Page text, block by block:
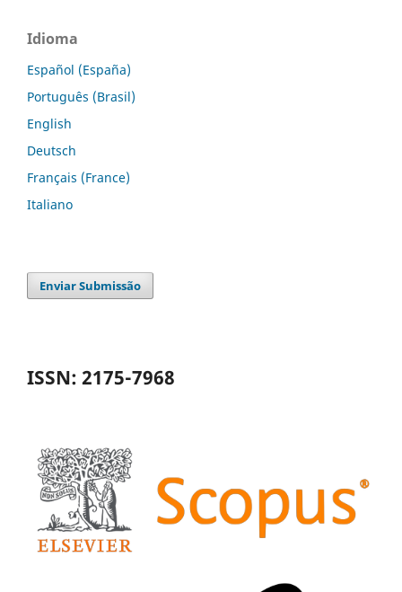
Idioma
Español (España)
Português (Brasil)
English
Deutsch
Français (France)
Italiano
Enviar Submissão
ISSN: 2175-7968